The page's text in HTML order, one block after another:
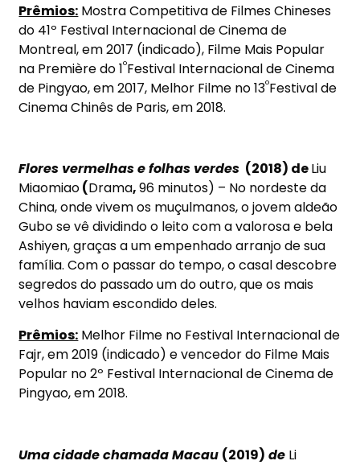
Prêmios: Mostra Competitiva de Filmes Chineses
do 41º Festival Internacional de Cinema de
Montreal, em 2017 (indicado), Filme Mais Popular
na Première do 1ºFestival Internacional de Cinema
de Pingyao, em 2017, Melhor Filme no 13ºFestival de
Cinema Chinês de Paris, em 2018.
Flores vermelhas e folhas verdes (2018) deLiu
Miaomiao(Drama,96 minutos) – No nordeste da
China, onde vivem os muçulmanos, o jovem aldeão
Gubo se vê dividindo o leito com a valorosa e bela
Ashiyen, graças a um empenhado arranjo de sua
família. Com o passar do tempo, o casal descobre
segredos do passado um do outro, que os mais
velhos haviam escondido deles.
Prêmios: Melhor Filme no Festival Internacional de
Fajr, em 2019 (indicado) e vencedor do Filme Mais
Popular no 2º Festival Internacional de Cinema de
Pingyao, em 2018.
Uma cidade chamada Macau (2019) de Li